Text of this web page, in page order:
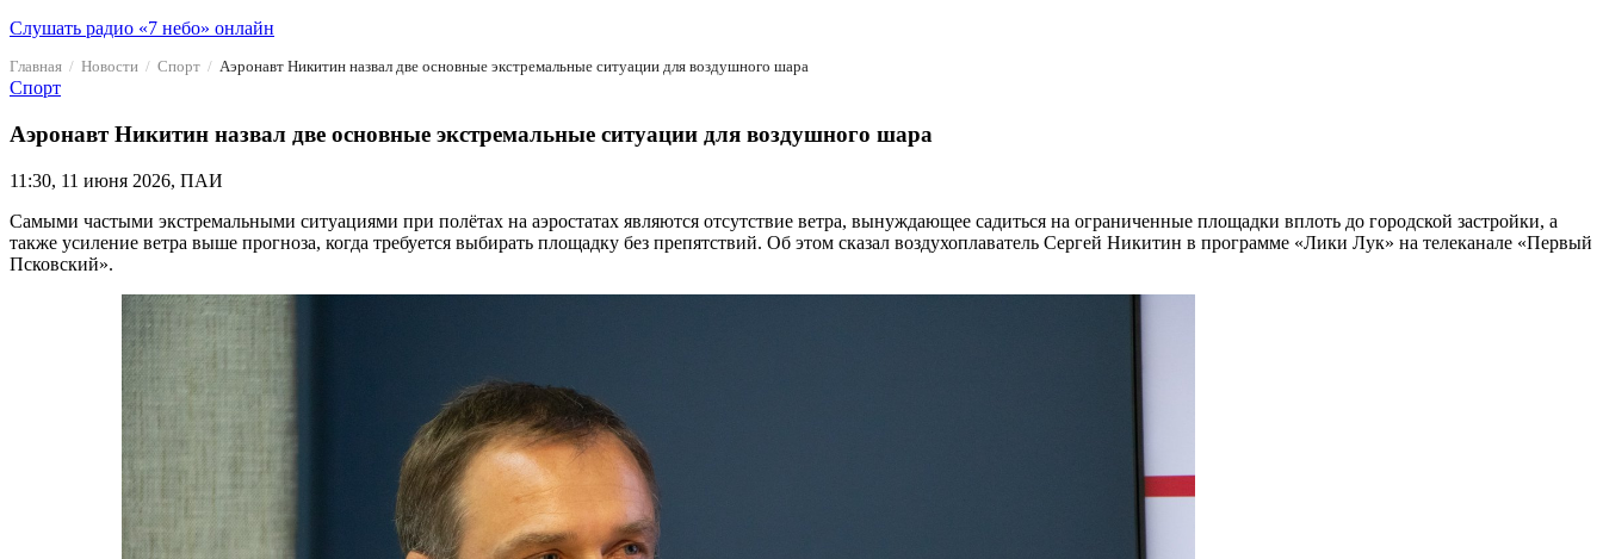
Слушать радио «7 небо» онлайн
Главная Новости Спорт Аэронавт Никитин назвал две основные экстремальные ситуации для воздушного шара
Спорт
Аэронавт Никитин назвал две основные экстремальные ситуации для воздушного шара
11:30, 11 июня 2026, ПАИ
Самыми частыми экстремальными ситуациями при полётах на аэростатах являются отсутствие ветра, вынуждающее садиться на ограниченные площадки вплоть до городской застройки, а
также усиление ветра выше прогноза, когда требуется выбирать площадку без препятствий. Об этом сказал воздухоплаватель Сергей Никитин в программе «Лики Лук» на телеканале «Первый
Псковский».